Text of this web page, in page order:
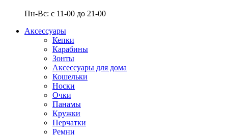
Пн-Вс: с 11-00 до 21-00
Аксессуары
Кепки
Карабины
Зонты
Аксессуары для дома
Кошельки
Носки
Очки
Панамы
Кружки
Перчатки
Ремни